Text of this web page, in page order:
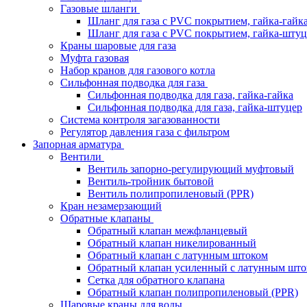
Газовые шланги
Шланг для газа с PVC покрытием, гайка-гайка
Шланг для газа с PVC покрытием, гайка-
Краны шаровые для газа
Муфта газовая
Набор кранов для газового котла
Сильфонная подводка для газа
Сильфонная подводка для газа, гайка-гайка
Сильфонная подводка для газа, гайка-штуцер
Система контроля загазованности
Регулятор давления газа с фильтром
Запорная арматура
Вентили
Вентиль запорно-регулирующий муфтовый
Вентиль-тройник бытовой
Вентиль полипропиленовый (PPR)
Кран незамерзающий
Обратные клапаны
Обратный клапан межфланцевый
Обратный клапан никелированный
Обратный клапан с латунным штоком
Обратный клапан усиленный с латунным
Сетка для обратного клапана
Обратный клапан полипропиленовый (PPR)
Шаровые краны для воды